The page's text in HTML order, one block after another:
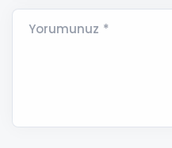
Yorumunuz *